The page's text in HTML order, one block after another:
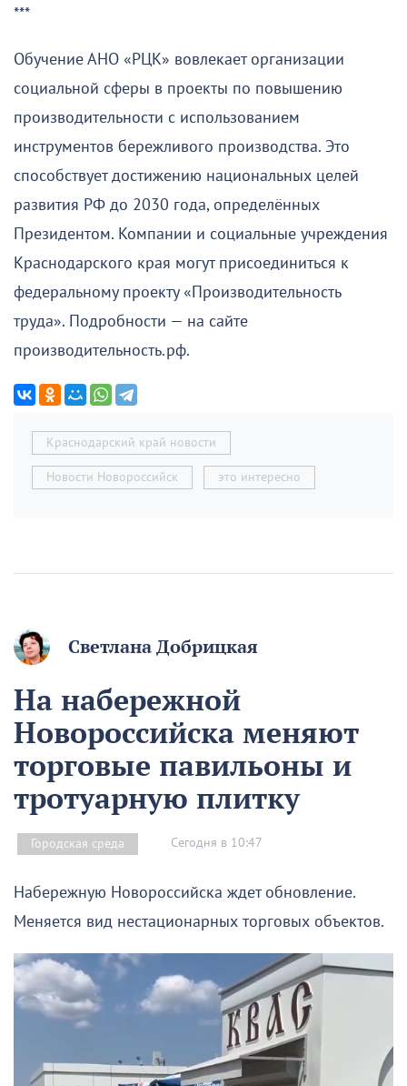
***
Обучение АНО «РЦК» вовлекает организации
социальной сферы в проекты по повышению
производительности с использованием
инструментов бережливого производства. Это
способствует достижению национальных целей
развития РФ до 2030 года, определённых
Президентом. Компании и социальные учреждения
Краснодарского края могут присоединиться к
федеральному проекту «Производительность
труда». Подробности — на сайте
производительность.рф.
Краснодарский край новости
Новости Новороссийск это интересно
Светлана Добрицкая
На набережной
Новороссийска меняют
торговые павильоны и
тротуарную плитку
Городская среда Сегодня в 10:47
Набережную Новороссийска ждет обновление.
Меняется вид нестационарных торговых объектов.